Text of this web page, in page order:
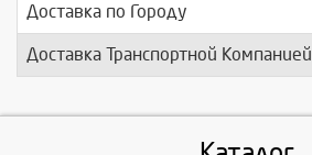
Доставка по Городу
Доставка Транспортной Компанией